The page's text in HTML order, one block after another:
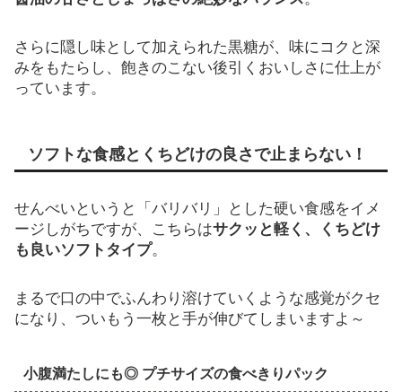
さらに隠し味として加えられた黒糖が、味にコクと深
みをもたらし、飽きのこない後引くおいしさに仕上が
っています。
ソフトな食感とくちどけの良さで止まらない！
せんべいというと「バリバリ」とした硬い食感をイメ
ージしがちですが、こちらはサクッと軽く、くちどけ
も良いソフトタイプ。
まるで口の中でふんわり溶けていくような感覚がクセ
になり、ついもう一枚と手が伸びてしまいますよ～
小腹満たしにも◎ プチサイズの食べきりパック